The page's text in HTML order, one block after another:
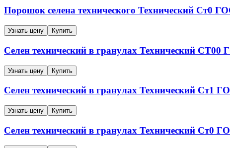
Порошок селена технического Технический Ст0
Узнать цену Купить
Селен технический в гранулах Технический СТ00
Узнать цену Купить
Селен технический в гранулах Технический Ст1
Узнать цену Купить
Селен технический в гранулах Технический Ст0